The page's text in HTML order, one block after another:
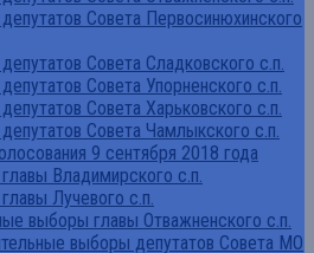
Совета Первосинюхинского
Совета Сладковского с.п.
Совета Упорненского с.п.
Совета Харьковского с.п.
Совета Чамлыкского с.п.
9 сентября 2018 года
Владимирского с.п.
Лучевого с.п.
выборы главы Отважненского с.п.
выборы депутатов Совета МО